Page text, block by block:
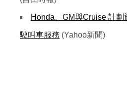
Honda、GM與Cruise 計
駛叫車服務 (Yahoo新聞)